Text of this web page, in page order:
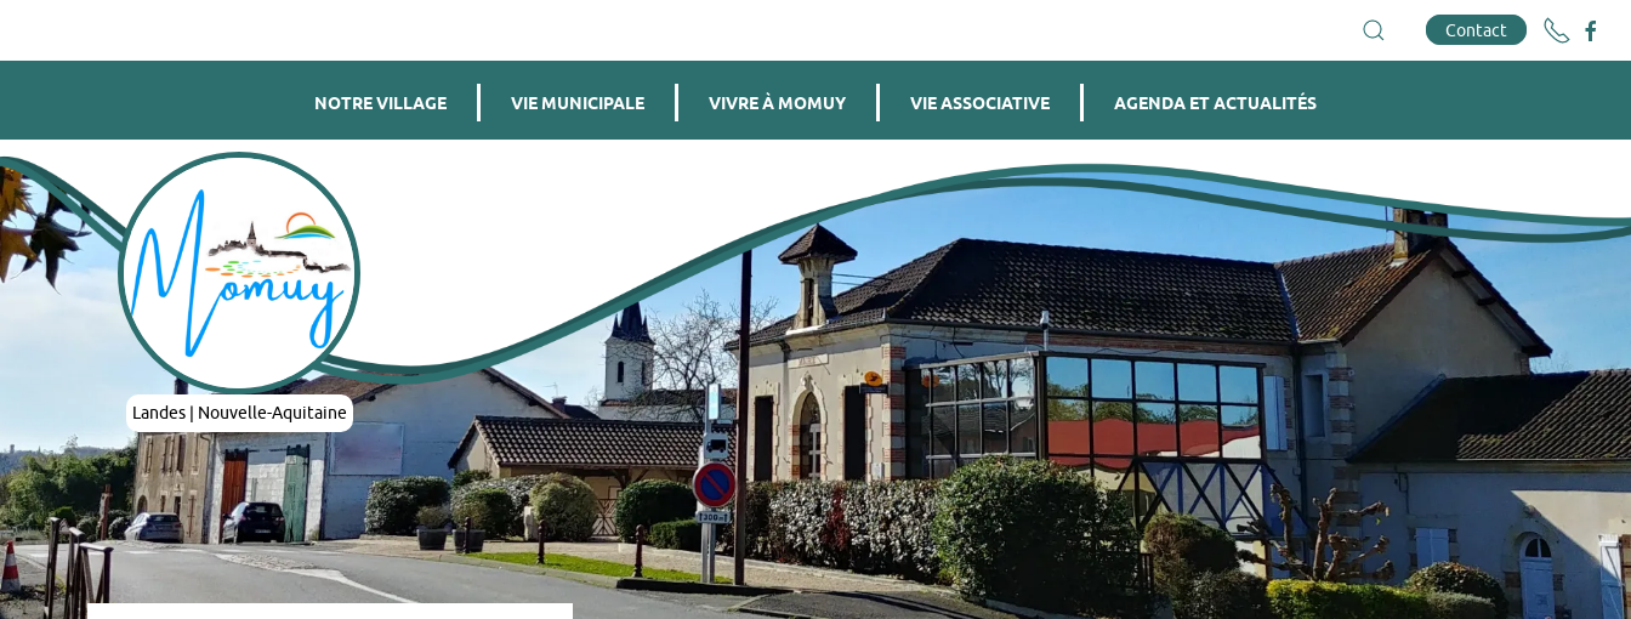
Contact
NOTRE VILLAGE VIE MUNICIPALE VIVRE À MOMUY VIE ASSOCIATIVE AGENDA ET ACTUALITÉS
Landes | Nouvelle-Aquitaine